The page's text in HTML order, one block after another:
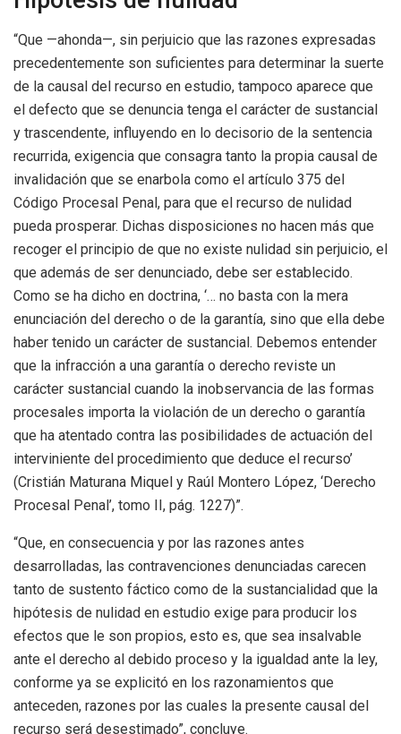
“Que —ahonda—, sin perjuicio que las razones expresadas
precedentemente son suficientes para determinar la suerte
de la causal del recurso en estudio, tampoco aparece que
el defecto que se denuncia tenga el carácter de sustancial
y trascendente, influyendo en lo decisorio de la sentencia
recurrida, exigencia que consagra tanto la propia causal de
invalidación que se enarbola como el artículo 375 del
Código Procesal Penal, para que el recurso de nulidad
pueda prosperar. Dichas disposiciones no hacen más que
recoger el principio de que no existe nulidad sin perjuicio, el
que además de ser denunciado, debe ser establecido.
Como se ha dicho en doctrina, ‘… no basta con la mera
enunciación del derecho o de la garantía, sino que ella debe
haber tenido un carácter de sustancial. Debemos entender
que la infracción a una garantía o derecho reviste un
carácter sustancial cuando la inobservancia de las formas
procesales importa la violación de un derecho o garantía
que ha atentado contra las posibilidades de actuación del
interviniente del procedimiento que deduce el recurso’
(Cristián Maturana Miquel y Raúl Montero López, ‘Derecho
Procesal Penal’, tomo II, pág. 1227)”.
“Que, en consecuencia y por las razones antes
desarrolladas, las contravenciones denunciadas carecen
tanto de sustento fáctico como de la sustancialidad que la
hipótesis de nulidad en estudio exige para producir los
efectos que le son propios, esto es, que sea insalvable
ante el derecho al debido proceso y la igualdad ante la ley,
conforme ya se explicitó en los razonamientos que
anteceden, razones por las cuales la presente causal del
recurso será desestimado”, concluye.